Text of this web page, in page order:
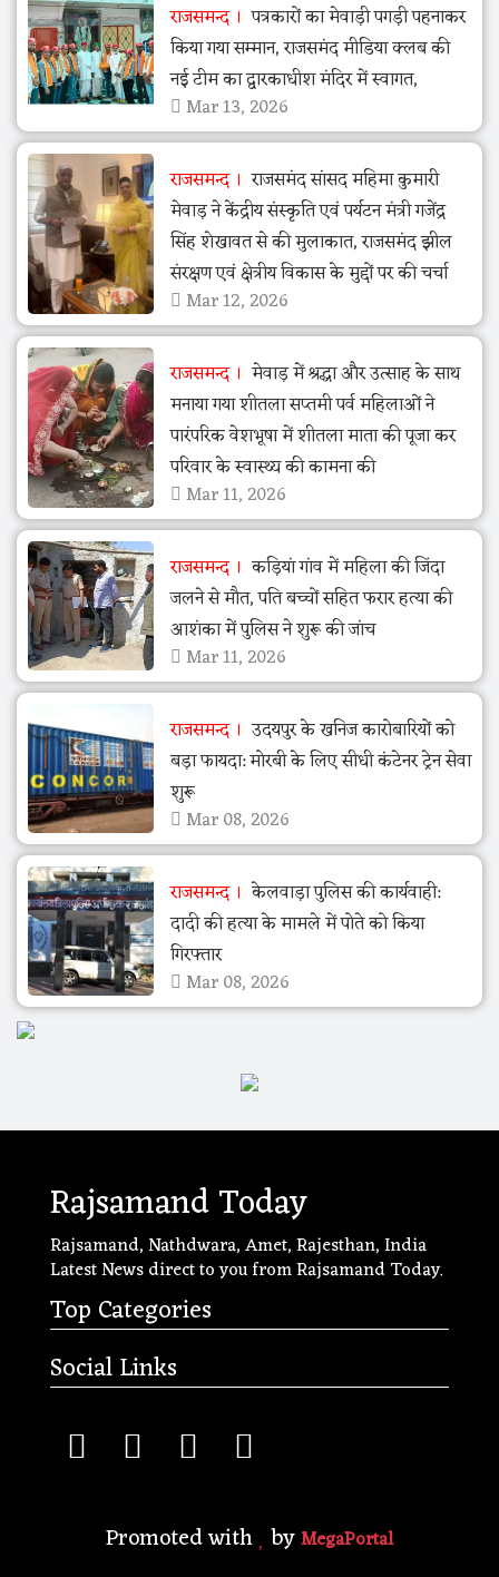
राजसमन्द
पत्रकारों का मेवाड़ी पगड़ी पहनाकर
किया गया सम्मान, राजसमंद मीडिया क्लब की
नई टीम का द्वारकाधीश मंदिर में स्वागत,
Mar 13, 2026
राजसमन्द
राजसमंद सांसद महिमा कुमारी
मेवाड़ ने केंद्रीय संस्कृति एवं पर्यटन मंत्री गजेंद्र
सिंह शेखावत से की मुलाकात, राजसमंद झील
संरक्षण एवं क्षेत्रीय विकास के मुद्दों पर की चर्चा
Mar 12, 2026
राजसमन्द
मेवाड़ में श्रद्धा और उत्साह के साथ
मनाया गया शीतला सप्तमी पर्व महिलाओं ने
पारंपरिक वेशभूषा में शीतला माता की पूजा कर
परिवार के स्वास्थ्य की कामना की
Mar 11, 2026
राजसमन्द
कड़ियां गांव में महिला की जिंदा
जलने से मौत, पति बच्चों सहित फरार हत्या की
आशंका में पुलिस ने शुरू की जांच
Mar 11, 2026
राजसमन्द
उदयपुर के खनिज कारोबारियों को
बड़ा फायदा: मोरबी के लिए सीधी कंटेनर ट्रेन सेवा
शुरू
Mar 08, 2026
राजसमन्द
केलवाड़ा पुलिस की कार्यवाही:
दादी की हत्या के मामले में पोते को किया
गिरफ्तार
Mar 08, 2026
Rajsamand Today
Rajsamand, Nathdwara, Amet, Rajesthan, India
Latest News direct to you from Rajsamand Today.
Top Categories
Social Links
Promoted with byMegaPortal